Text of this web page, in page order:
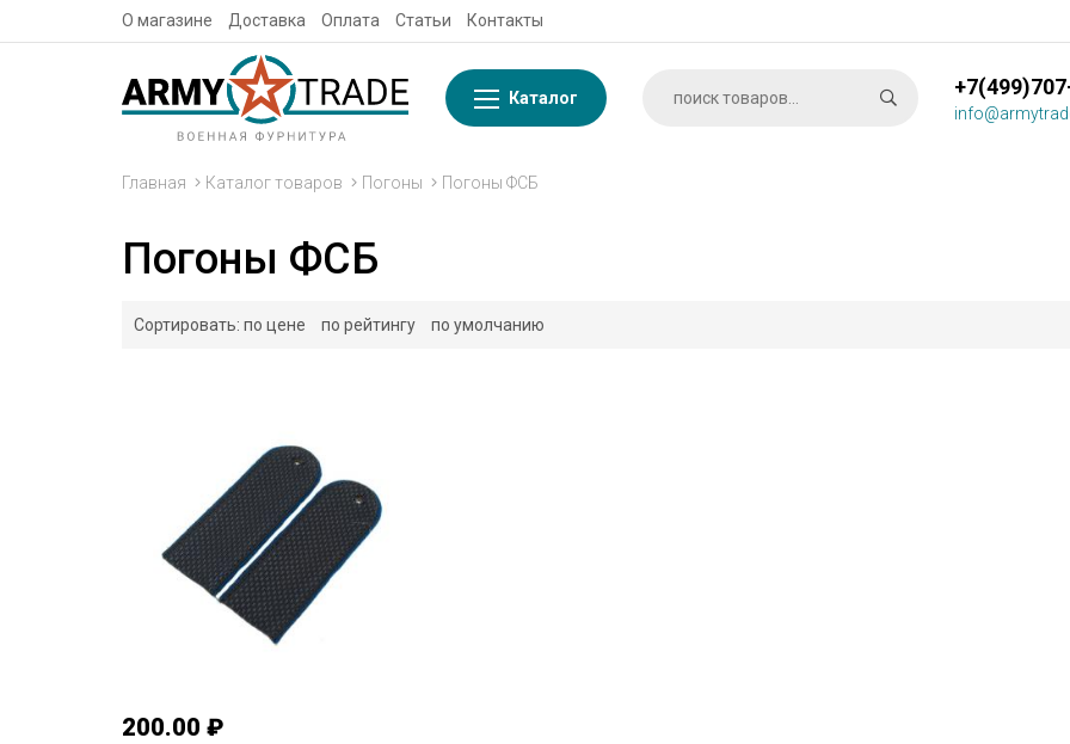
О магазине Доставка Оплата Статьи Контакты
Каталог
Главная Каталог товаров Погоны Погоны ФСБ
Погоны ФСБ
Сортировать: по цене по рейтингу по умолчанию
200.00 ₽